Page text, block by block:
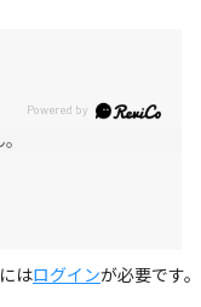
はログインが必要です。